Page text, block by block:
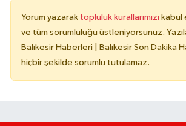
Yorum yazarak topluluk kurallarımızı kabul
ve tüm sorumluluğu üstleniyorsunuz.
Balıkesir Haberleri | Balıkesir Son Dakika
hiçbir şekilde sorumlu tutulamaz.